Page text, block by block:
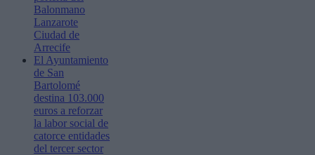
Balonmano
Lanzarote
Ciudad de
Arrecife
El Ayuntamiento
de San
Bartolomé
destina 103.000
euros a reforzar
la labor social de
catorce entidades
del tercer sector